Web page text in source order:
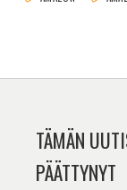
TÄMÄN
PÄÄTTYNYT